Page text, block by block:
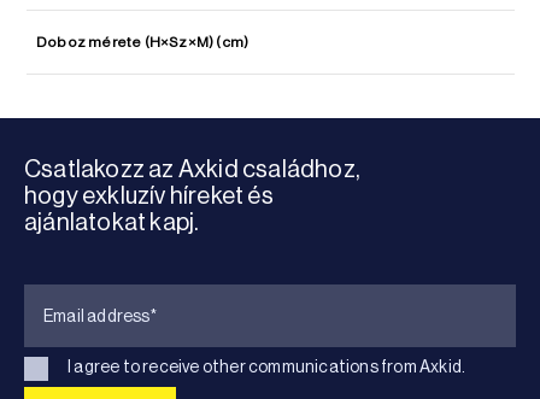
Doboz mérete (H×Sz×M) (cm)
Csatlakozz az Axkid családhoz,
hogy exkluzív híreket és
ajánlatokat kapj.
I agree to receive other communications from Axkid.